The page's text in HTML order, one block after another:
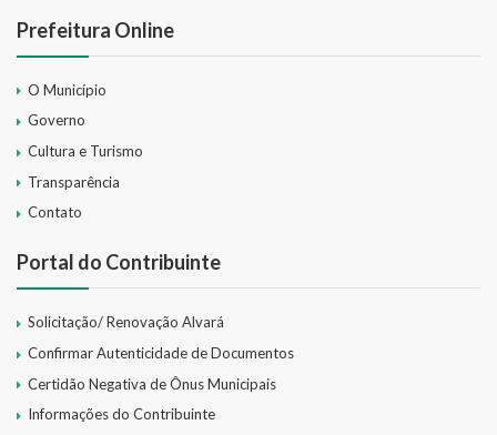
Prefeitura Online
O Município
Governo
Cultura e Turismo
Transparência
Contato
Portal do Contribuinte
Solicitação/ Renovação Alvará
Confirmar Autenticidade de Documentos
Certidão Negativa de Ônus Municipais
Informações do Contribuinte